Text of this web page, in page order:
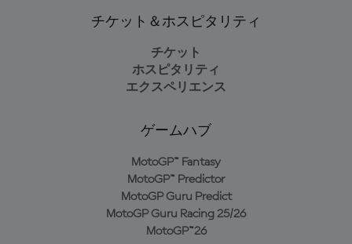
チケット＆ホスピタリティ
チケット
ホスピタリティ
エクスペリエンス
ゲームハブ
MotoGP™ Fantasy
MotoGP™ Predictor
MotoGP Guru Predict
MotoGP Guru Racing 25/26
MotoGP™26